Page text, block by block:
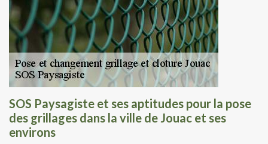
SOS Paysagiste et ses aptitudes pour la pose
des grillages dans la ville de Jouac et ses
environs